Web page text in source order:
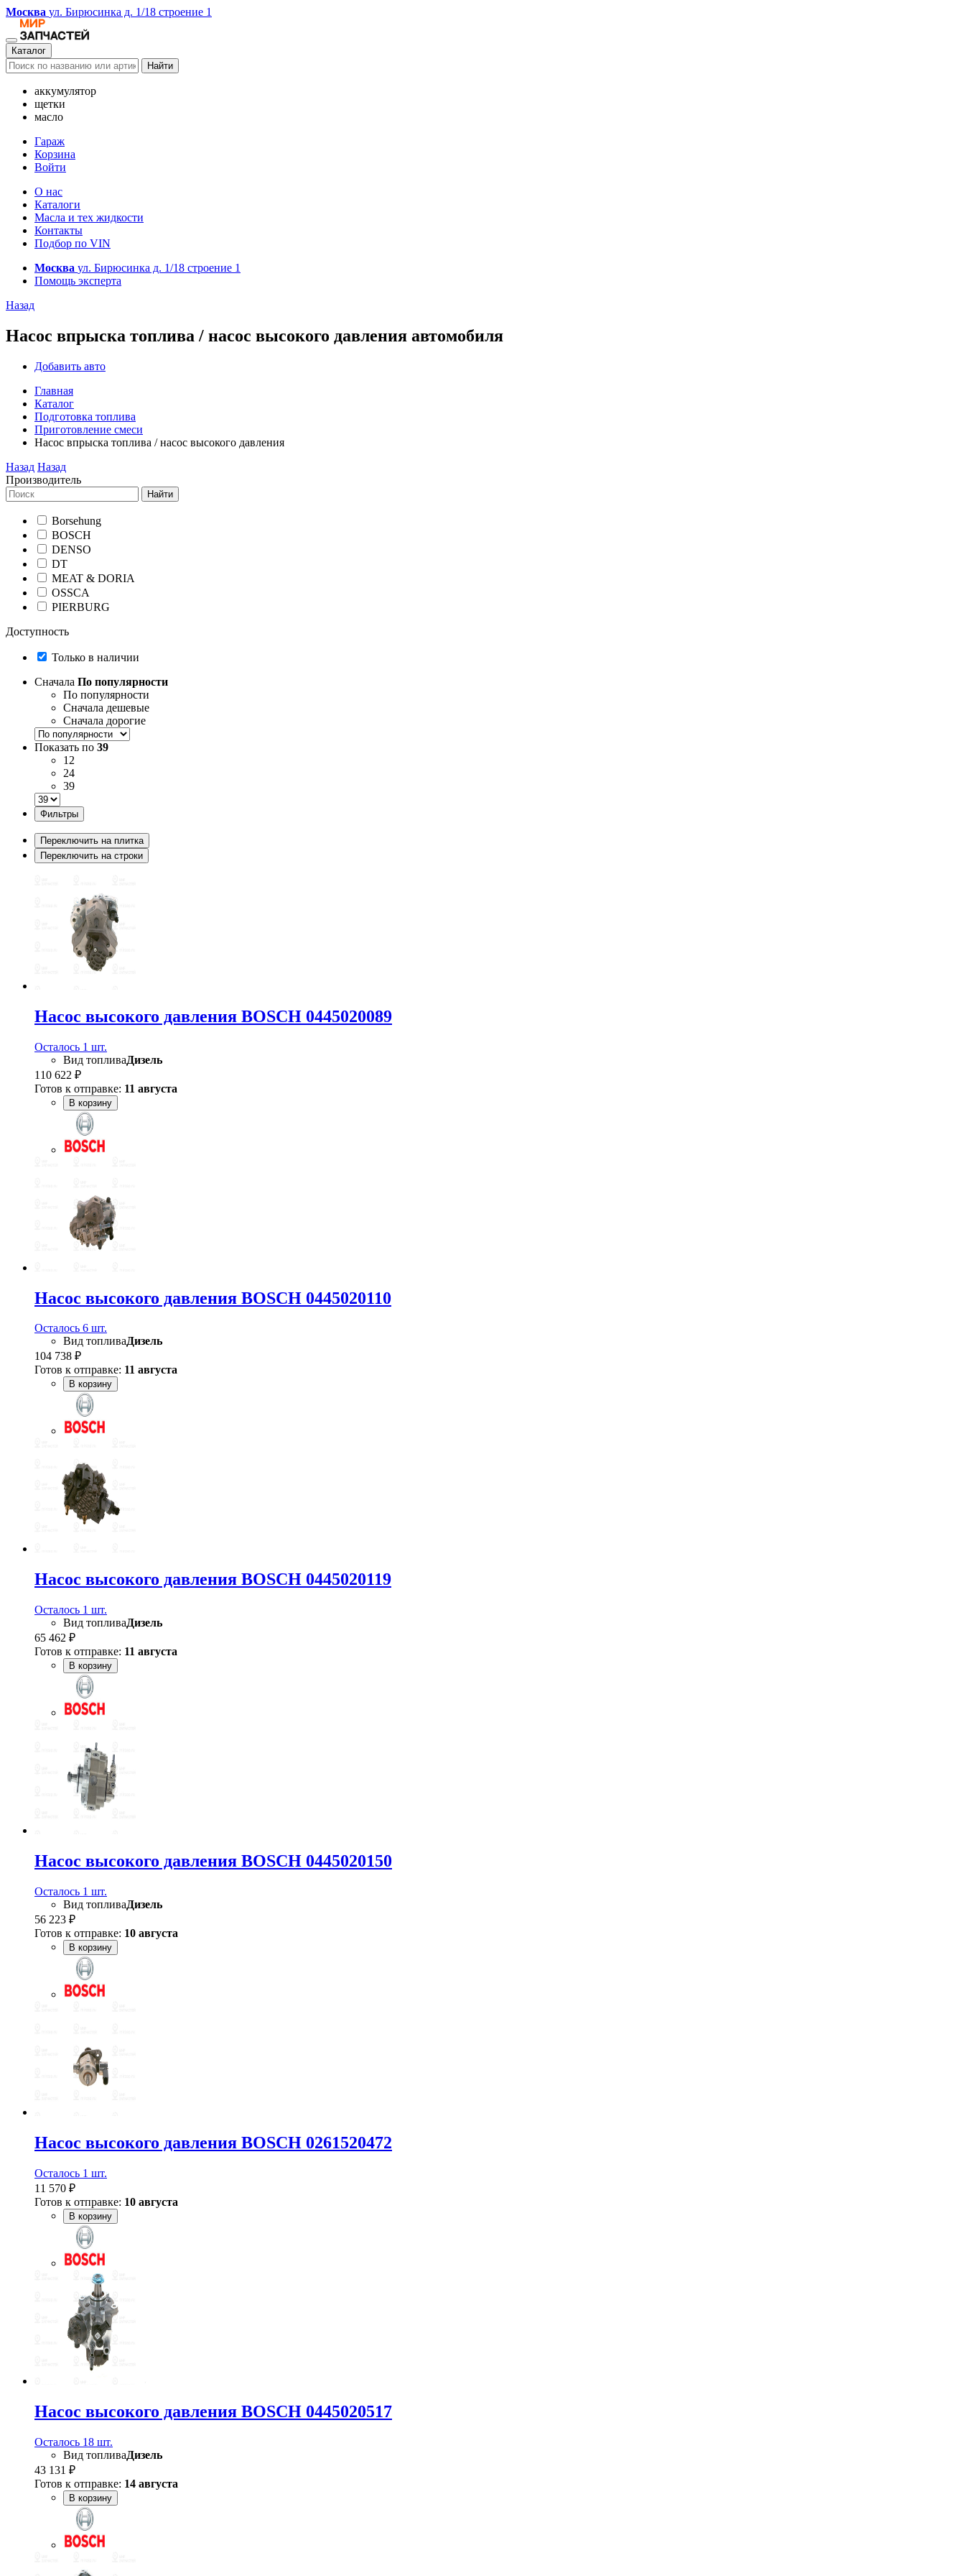
Москва ул. Бирюсинка д. 1/18 строение 1
Каталог
Найти
аккумулятор
щетки
масло
Гараж
Корзина
Войти
О нас
Каталоги
Масла и тех жидкости
Контакты
Подбор по VIN
Москва ул. Бирюсинка д. 1/18 строение 1
Помощь эксперта
Назад
Насос впрыска топлива / насос высокого давления автомобиля
Добавить авто
Главная
Каталог
Подготовка топлива
Приготовление смеси
Насос впрыска топлива / насос высокого давления
Назад Назад
Производитель
Найти
Borsehung
BOSCH
DENSO
DT
MEAT & DORIA
OSSCA
PIERBURG
Доступность
Только в наличии
Сначала По популярности
По популярности
Сначала дешевые
Сначала дорогие
Показать по 39
12
24
39
Фильтры
Переключить на плитка
Переключить на строки
Насос высокого давления BOSCH 0445020089
Осталось 1 шт.
Вид топливаДизель
110 622 ₽
Готов к отправке: 11 августа
В корзину
Насос высокого давления BOSCH 0445020110
Осталось 6 шт.
Вид топливаДизель
104 738 ₽
Готов к отправке: 11 августа
В корзину
Насос высокого давления BOSCH 0445020119
Осталось 1 шт.
Вид топливаДизель
65 462 ₽
Готов к отправке: 11 августа
В корзину
Насос высокого давления BOSCH 0445020150
Осталось 1 шт.
Вид топливаДизель
56 223 ₽
Готов к отправке: 10 августа
В корзину
Насос высокого давления BOSCH 0261520472
Осталось 1 шт.
11 570 ₽
Готов к отправке: 10 августа
В корзину
Насос высокого давления BOSCH 0445020517
Осталось 18 шт.
Вид топливаДизель
43 131 ₽
Готов к отправке: 14 августа
В корзину